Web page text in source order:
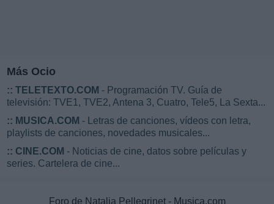
Más Ocio
:: TELETEXTO.COM - Programación TV. Guía de
televisión: TVE1, TVE2, Antena 3, Cuatro, Tele5, La Sexta...
:: MUSICA.COM - Letras de canciones, vídeos con letra,
playlists de canciones, novedades musicales...
:: CINE.COM - Noticias de cine, datos sobre películas y
series. Cartelera de cine...
Foro de Natalia Pellegrinet - Musica.com